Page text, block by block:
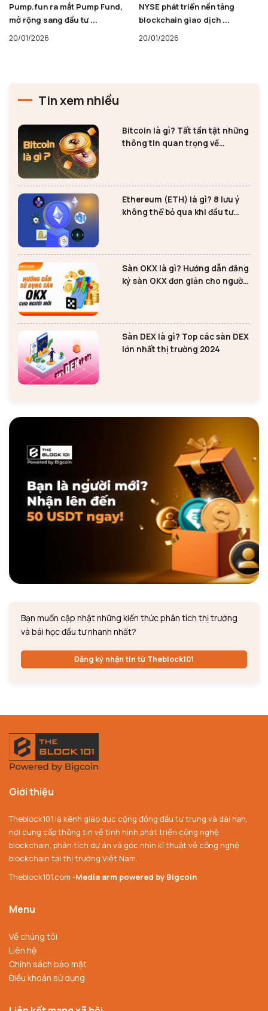
Pump.fun ra mắt Pump Fund,
mở rộng sang đầu tư ...
20/01/2026
NYSE phát triển nền tảng
blockchain giao dịch ...
20/01/2026
Tin xem nhiều
Bitcoin là gì? Tất tần tật những
thông tin quan trọng về
Ethereum (ETH) là gì? 8 lưu ý
không thể bỏ qua khi đầu tư
Sàn OKX là gì? Hướng dẫn đăng
ký sàn OKX đơn giản cho người
Sàn DEX là gì? Top các sàn DEX
lớn nhất thị trường 2024
Bạn muốn cập nhật những kiến thức phân tích thị trường
và bài học đầu tư nhanh nhất?
Đăng ký nhận tin từ Theblock101
Giới thiệu
Theblock101 là kênh giáo dục cộng đồng đầu tư trung và dài hạn,
nơi cung cấp thông tin về tình hình phát triển công nghệ
blockchain, phân tích dự án và góc nhìn kĩ thuật về công nghệ
blockchain tại thị trường Việt Nam.
Theblock101.com -Media arm powered by Bigcoin
Menu
Về chúng tôi
Liên hệ
Chính sách bảo mật
Điều khoản sử dụng